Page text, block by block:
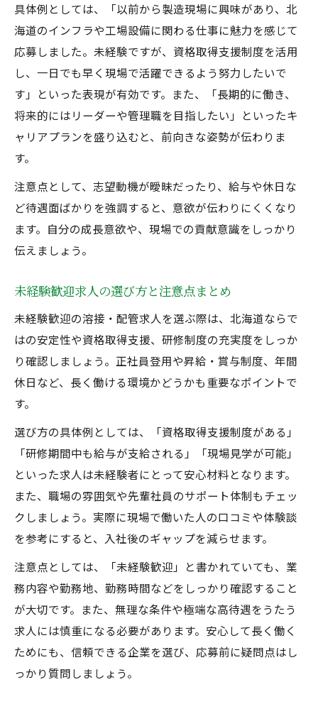
具体例としては、「以前から製造現場に興味があり、北
海道のインフラや工場設備に関わる仕事に魅力を感じて
応募しました。未経験ですが、資格取得支援制度を活用
し、一日でも早く現場で活躍できるよう努力したいで
す」といった表現が有効です。また、「長期的に働き、
将来的にはリーダーや管理職を目指したい」といったキ
ャリアプランを盛り込むと、前向きな姿勢が伝わりま
す。
注意点として、志望動機が曖昧だったり、給与や休日な
ど待遇面ばかりを強調すると、意欲が伝わりにくくなり
ます。自分の成長意欲や、現場での貢献意識をしっかり
伝えましょう。
未経験歓迎求人の選び方と注意点まとめ
未経験歓迎の溶接・配管求人を選ぶ際は、北海道ならで
はの安定性や資格取得支援、研修制度の充実度をしっか
り確認しましょう。正社員登用や昇給・賞与制度、年間
休日など、長く働ける環境かどうかも重要なポイントで
す。
選び方の具体例としては、「資格取得支援制度がある」
「研修期間中も給与が支給される」「現場見学が可能」
といった求人は未経験者にとって安心材料となります。
また、職場の雰囲気や先輩社員のサポート体制もチェッ
クしましょう。実際に現場で働いた人の口コミや体験談
を参考にすると、入社後のギャップを減らせます。
注意点としては、「未経験歓迎」と書かれていても、業
務内容や勤務地、勤務時間などをしっかり確認すること
が大切です。また、無理な条件や極端な高待遇をうたう
求人には慎重になる必要があります。安心して長く働く
ためにも、信頼できる企業を選び、応募前に疑問点はし
っかり質問しましょう。